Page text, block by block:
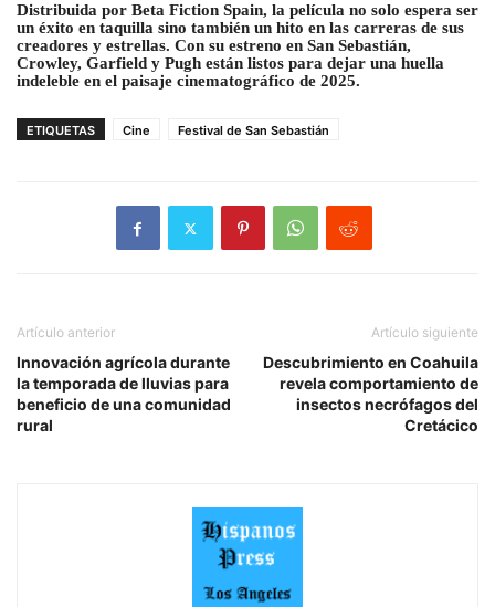
Distribuida por Beta Fiction Spain, la película no solo espera ser
un éxito en taquilla sino también un hito en las carreras de sus
creadores y estrellas. Con su estreno en San Sebastián,
Crowley, Garfield y Pugh están listos para dejar una huella
indeleble en el paisaje cinematográfico de 2025.
ETIQUETAS Cine Festival de San Sebastián
Artículo anterior
Innovación agrícola durante
la temporada de lluvias para
beneficio de una comunidad
rural
Artículo siguiente
Descubrimiento en Coahuila
revela comportamiento de
insectos necrófagos del
Cretácico